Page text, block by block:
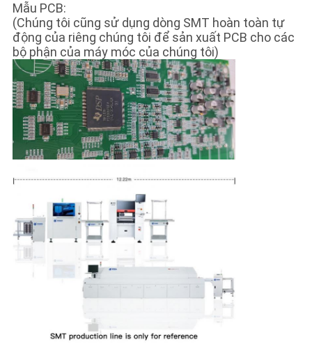
Mẫu PCB:
(Chúng tôi cũng sử dụng dòng SMT hoàn toàn tự
động của riêng chúng tôi để sản xuất PCB cho các
bộ phận của máy móc của chúng tôi)